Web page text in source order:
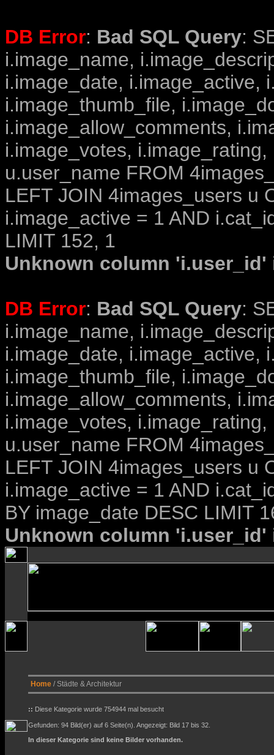
DB Error: Bad SQL Query:
i.image_name,
i.image_date, i.image_active,
i.image_thumb_file,
i.image_allow_comments,
i.image_votes,
u.user_name FROM
LEFT JOIN 4images_users u
i.image_active = 1 AND
LIMIT 152, 1
Unknown column
DB Error: Bad SQL Query:
i.image_name,
i.image_date, i.image_active,
i.image_thumb_file,
i.image_allow_comments,
i.image_votes,
u.user_name FROM
LEFT JOIN 4images_users u
i.image_active = 1 AND
BY image_date DESC LIMIT
Unknown column
Home / Städte & Architektur
:: Diese Kategorie wurde 754944 mal besucht
Gefunden: 94 Bild(er) auf 6 Seite(n). Angezeigt: Bild 17 bis 32.
In dieser Kategorie sind keine Bilder vorhanden.